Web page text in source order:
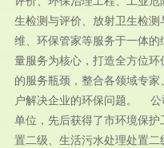
生检测与评价、放射卫生检
维、环保管家等服务于一体
量服务为核心，打造全方位
的服务瓶颈，整合各领域专
户解决企业的环保问题。 公
单位，先后获得了市环境保
置二级、生活污水处理处置